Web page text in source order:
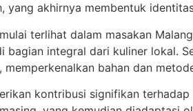
yang akhirnya membentuk
terlihat dalam masakan
integral dari kuliner lokal.
bahan dan
kontribusi signifikan